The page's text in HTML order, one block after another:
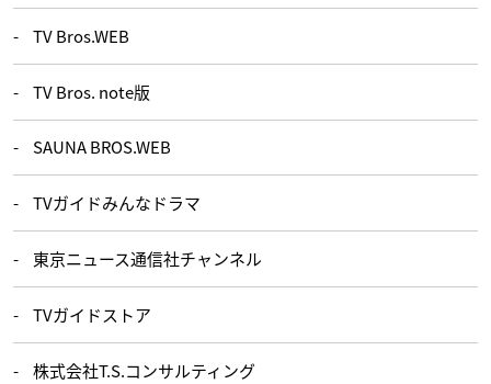
TV Bros.WEB
TV Bros. note版
SAUNA BROS.WEB
TVガイドみんなドラマ
東京ニュース通信社チャンネル
TVガイドストア
株式会社T.S.コンサルティング